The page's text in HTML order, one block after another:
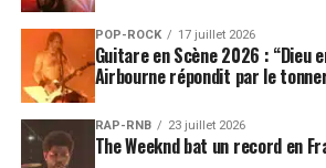
POP-ROCK 17 juillet 2026
Guitare en Scène 2026 : “Dieu
Airbourne répondit par le
RAP-RNB 23 juillet 2026
The Weeknd bat un record en